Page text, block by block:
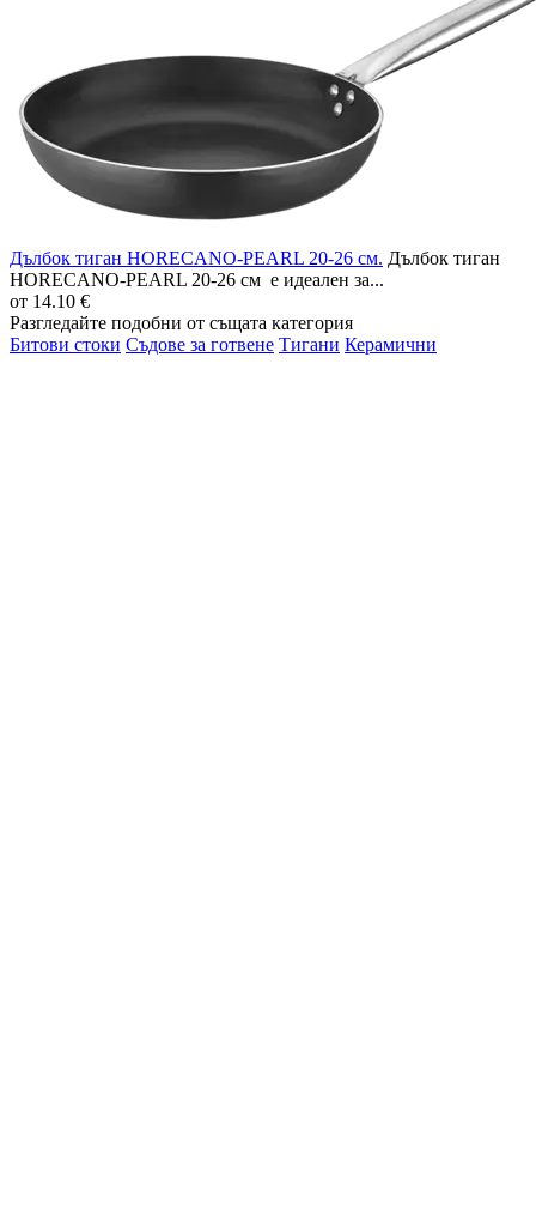
Дълбок тиган HORECANO-PEARL 20-26 см. Дълбок тиган
HORECANO-PEARL 20-26 см е идеален за...
от 14.10 €
Разгледайте подобни от същата категория
Битови стоки Съдове за готвене Тигани Керамични